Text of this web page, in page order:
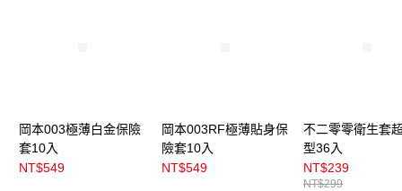
付款後門市自取
每筆NT$100，滿NT$399(含以上)免運費
岡本003極薄白金保險
套10入
NT$549
岡本003RF極薄貼身保
險套10入
NT$549
不二零零衛生套
型36入
NT$239
NT$299